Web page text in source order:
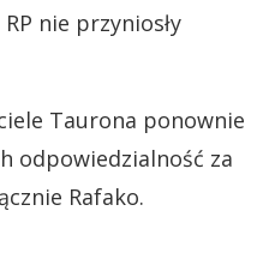
nie przyniosły
Taurona ponownie
odpowiedzialność za
Rafako.